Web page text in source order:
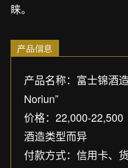
睐。
产品信息
产品名称：富士锦酒
Noriun”
价格：22,000-
酒造类型而异
付款方式：信用卡、